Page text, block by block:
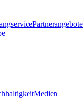
Partnerangebote
Medien